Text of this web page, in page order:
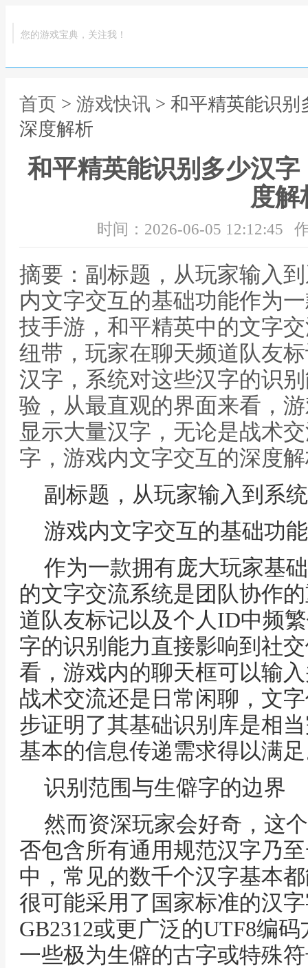
您的游戏宝典，关注我！
首页 > 游戏快讯 > 和平精英能识
深度解析
和平精英能识别多少汉
度解
时间：2026-06-05 12:12:45
摘要：副标题，从玩家输入
内文字交互的基础功能作为
技手游，和平精英中的文字
纽带，玩家在聊天频道队友
汉字，系统对这些汉字的识
验，从最直观的界面来看，
显示大量汉字，无论是战术
字，游戏内文字交互的深度
副标题，从玩家输入到系
游戏内文字交互的基础功能
作为一款拥有庞大玩家基
的文字交流系统是团队协作
道队友标记以及个人ID中频
字的识别能力直接影响到社
看，游戏内的聊天框可以输
战术交流还是日常闲聊，文
步证明了其基础识别库是相
基本的信息传递需求得以满
识别范围与生僻字的边界
然而资深玩家会好奇，这
否包含所有通用规范汉字乃
中，常见的数千个汉字基本
很可能采用了国家标准的汉
GB2312或更广泛的UTF8编
一些极为生僻的古字或特殊